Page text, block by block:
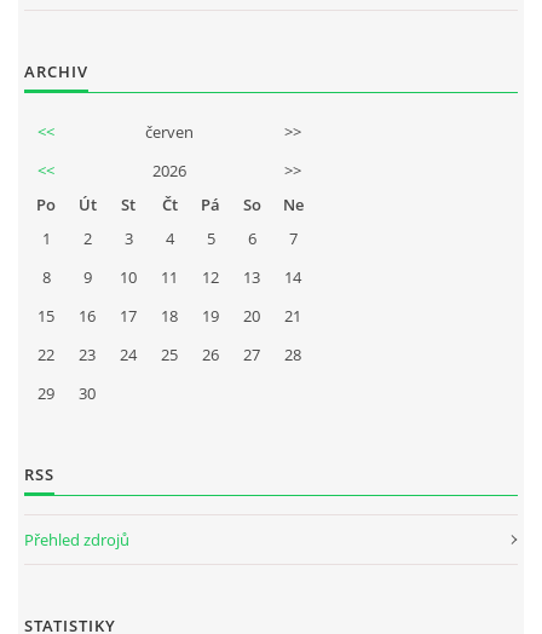
ARCHIV
<< červen
>>
<<
2026
>>
Po
Út St Čt Pá So
Ne
1
2 3 4 5 6
7
8
9 10 11 12 13
14
15
16 17 18 19 20
21
22
23 24 25 26 27
28
29
30
RSS
Přehled zdrojů
STATISTIKY